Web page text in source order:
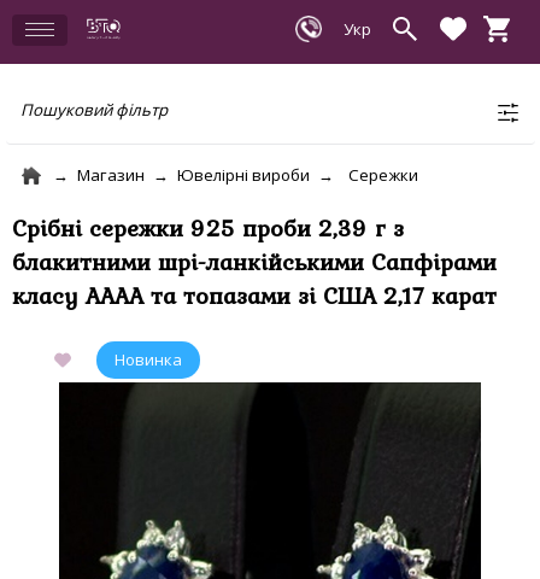
Пошуковий фільтр
Магазин Ювелірні вироби Сережки
Срібні сережки 925 проби 2,39 г з
блакитними шрі-ланкійськими Сапфірами
класу АААА та топазами зі США 2,17 карат